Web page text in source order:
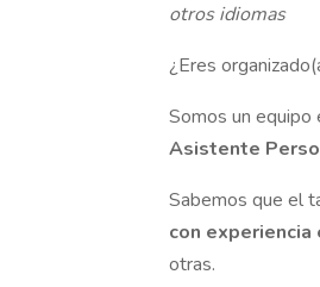
otros idiomas
¿Eres
Somos un equipo
Asistente
Sabemos que el
con experiencia
otras.